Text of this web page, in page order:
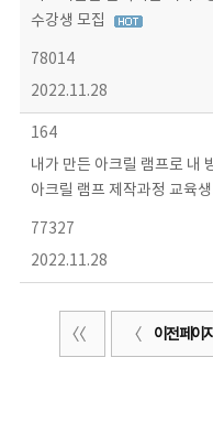
수강생 모집
78014
2022.11.28
164
내가 만든 아크릴 램프로 내
아크릴 램프 제작과정 교육
77327
2022.11.28
이전 페이지